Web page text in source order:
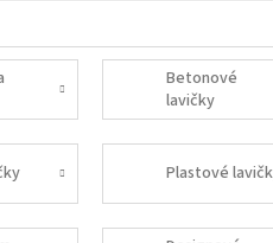
Betonové
lavičky
Plastové